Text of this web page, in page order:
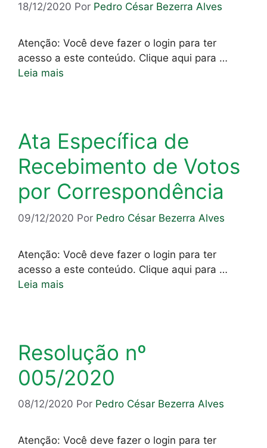
18/12/2020 Por Pedro César Bezerra Alves
Atenção: Você deve fazer o login para ter
acesso a este conteúdo. Clique aqui para …
Leia mais
Ata Específica de
Recebimento de Votos
por Correspondência
09/12/2020 Por Pedro César Bezerra Alves
Atenção: Você deve fazer o login para ter
acesso a este conteúdo. Clique aqui para …
Leia mais
Resolução nº
005/2020
08/12/2020 Por Pedro César Bezerra Alves
Atenção: Você deve fazer o login para ter